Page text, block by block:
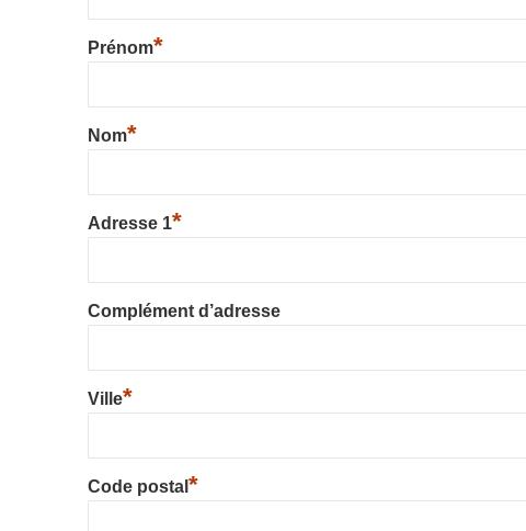
Prénom*
Nom*
Adresse 1*
Complément d’adresse
Ville*
Code postal *